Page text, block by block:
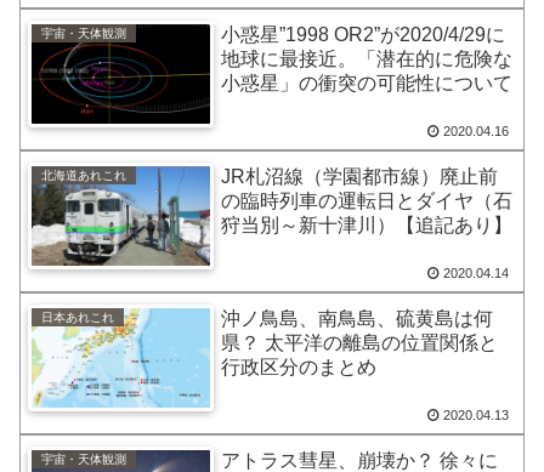
宇宙・天体観測
小惑星”1998 OR2”が2020/4/29に
地球に最接近。「潜在的に危険な
小惑星」の衝突の可能性について
2020.04.16
北海道あれこれ
JR札沼線（学園都市線）廃止前
の臨時列車の運転日とダイヤ（石
狩当別～新十津川）【追記あり】
2020.04.14
日本あれこれ
沖ノ鳥島、南鳥島、硫黄島は何
県？ 太平洋の離島の位置関係と
行政区分のまとめ
2020.04.13
宇宙・天体観測
アトラス彗星、崩壊か？ 徐々に